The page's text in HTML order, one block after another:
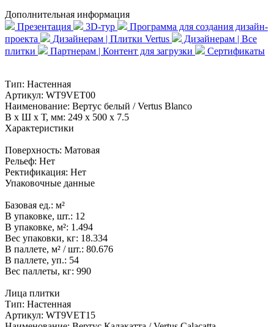
Дополнительная информация
Презентация
3D-тур
Программа для создания дизайн-
проекта
Дизайнерам | Плитки Vertus
Дизайнерам | Все
плитки
Партнерам | Контент для загрузки Сертификаты
Тип: Настенная
Артикул: WT9VET00
Наименование: Вертус белый / Vertus Blanco
В x Ш x Т, мм: 249 x 500 x 7.5
Характеристики
Поверхность: Матовая
Рельеф: Нет
Ректификация: Нет
Упаковочные данные
Базовая ед.: м²
В упаковке, шт.: 12
В упаковке, м²: 1.494
Вес упаковки, кг: 18.334
В паллете, м² / шт.: 80.676
В паллете, уп.: 54
Вес паллеты, кг: 990
Лица плитки
Тип: Настенная
Артикул: WT9VET15